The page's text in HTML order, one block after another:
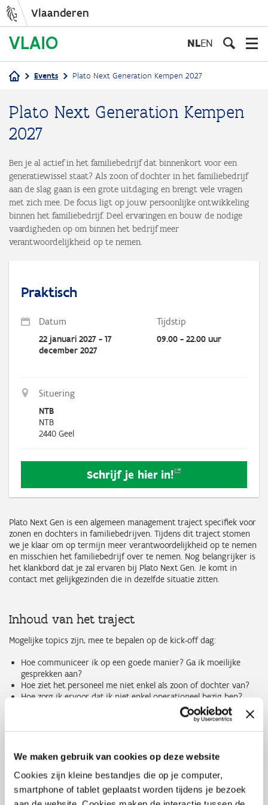
We maken gebruik van cookies op deze website
Cookies zijn kleine bestandjes die op je computer,
smartphone of tablet geplaatst worden tijdens je bezoek
inhoud
Vlaanderen
NLEN
Events Plato Next Generation Kempen 2027
Plato Next Generation Kempen
2027
Ben je al actief in het familiebedrijf dat binnenkort voor een
generatiewissel staat? Als zoon of dochter in het familiebedrijf
aan de slag gaan is een grote uitdaging en brengt vele vragen
met zich mee. De focus ligt op jouw persoonlijke ontwikkeling
binnen het familiebedrijf. Deel ervaringen en bouw de nodige
vaardigheden op om binnen het bedrijf meer
verantwoordelijkheid op te nemen.
Praktisch
Datum Tijdstip
22 januari 2027 - 17
december 2027
09.00 - 22.00 uur
Situering
NTB
NTB
2440 Geel
Schrijf je hier in!
Plato Next Gen is een algemeen management traject specifiek voor
zonen en dochters in familiebedrijven. Tijdens dit traject stomen
we je klaar om op termijn meer verantwoordelijkheid op te nemen
en misschien het familiebedrijf over te nemen. Nog belangrijker is
het klankbord dat je zal ervaren bij Plato Next Gen. Je komt in
contact met gelijkgezinden die in dezelfde situatie zitten.
Inhoud van het traject
Mogelijke topics zijn, mee te bepalen op de kick-off dag:
Hoe communiceer ik op een goede manier? Ga ik moeilijke
gesprekken aan?
Hoe ziet het personeel me niet enkel als zoon of dochter van?
Hoe zorg ik ervoor dat ik niet enkel operationeel bezig ben?
Op welke manier bereid ik me financieel en juridisch voor op de
Hoe ga ik om met passieve aandeelhouders?
Duurzaam ondernemen
Netwerken
Erfrecht